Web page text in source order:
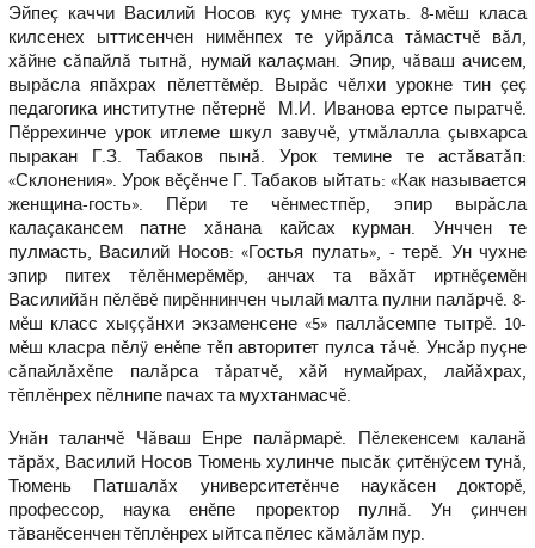
Эйпеç каччи Василий Носов куç умне тухать. 8-мĕш класа
килсенех ыттисенчен нимĕнпех те уйрăлса тăмастчĕ вăл,
хăйне сăпайлă тытнă, нумай калаçман. Эпир, чăваш ачисем,
вырăсла япăхрах пĕлеттĕмĕр. Вырăс чĕлхи урокне тин çеç
педагогика институтне пĕтернĕ М.И. Иванова ертсе пыратчĕ.
Пĕррехинче урок итлеме шкул завучĕ, утмăлалла çывхарса
пыракан Г.З. Табаков пынă. Урок темине те астăватăп:
«Склонения». Урок вĕçĕнче Г. Табаков ыйтать: «Как называется
женщина-гость». Пĕри те чĕнместпĕр, эпир вырăсла
калаçакансем патне хăнана кайсах курман. Унччен те
пулмасть, Василий Носов: «Гостья пулать», - терĕ. Ун чухне
эпир питех тĕлĕнмерĕмĕр, анчах та вăхăт иртнĕçемĕн
Василийăн пĕлĕвĕ пирĕннинчен чылай малта пулни палăрчĕ. 8-
мĕш класс хыççăнхи экзаменсене «5» паллăсемпе тытрĕ. 10-
мĕш класра пĕлÿ енĕпе тĕп авторитет пулса тăчĕ. Унсăр пуçне
сăпайлăхĕпе палăрса тăратчĕ, хăй нумайрах, лайăхрах,
тĕплĕнрех пĕлнипе пачах та мухтанмасчĕ.
Унăн таланчĕ Чăваш Енре палăрмарĕ. Пĕлекенсем каланă
тăрăх, Василий Носов Тюмень хулинче пысăк çитĕнÿсем тунă,
Тюмень Патшалăх университетĕнче наукăсен докторĕ,
профессор, наука енĕпе проректор пулнă. Ун çинчен
тăванĕсенчен тĕплĕнрех ыйтса пĕлес кăмăлăм пур.